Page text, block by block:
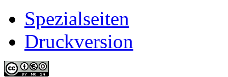
Spezialseiten
Druckversion